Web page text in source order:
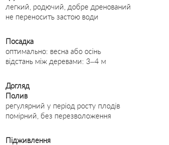
легкий, родючий, добре дренований
не переносить застою води
Посадка
оптимально: весна або осінь
відстань між деревами: 3–4 м
Догляд
Полив
регулярний у період росту плодів
помірний, без перезволоження
Підживлення